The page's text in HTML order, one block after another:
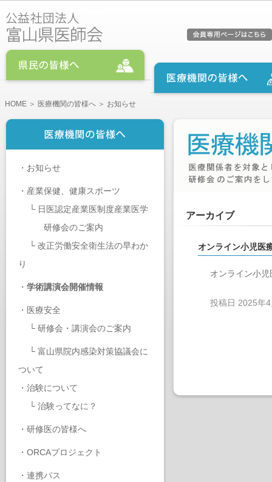
HOME ＞ 医療機関の皆様へ ＞ お知らせ
・ お知らせ
・ 産業保健、健康スポーツ
└ 日医認定産業医制度産業医学
研修会のご案内
└ 改正労働安全衛生法の早わか
り
・ 学術講演会開催情報
・ 医療安全
└ 研修会・講演会のご案内
└ 富山県院内感染対策協議会に
ついて
・ 治験について
└ 治験ってなに？
・ 研修医の皆様へ
・ ORCAプロジェクト
・ 連携パス
アーカイブ
オンライン小児医
オンライン小
投稿日 2025年